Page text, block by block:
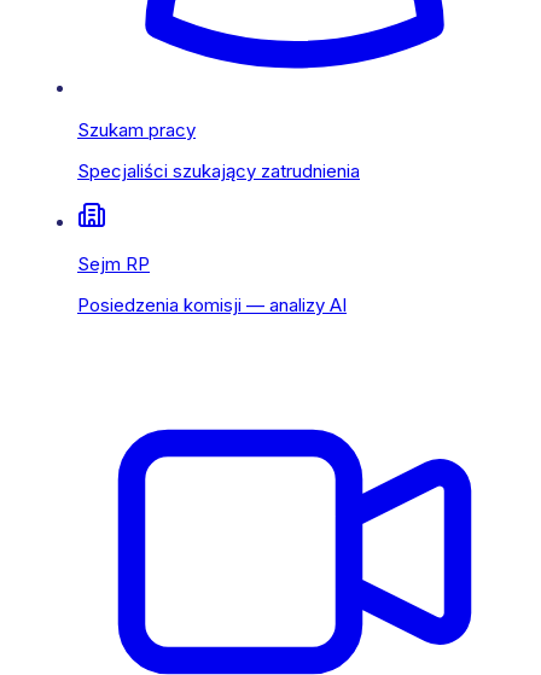
Szukam pracy
Specjaliści szukający zatrudnienia
Sejm RP
Posiedzenia komisji — analizy AI